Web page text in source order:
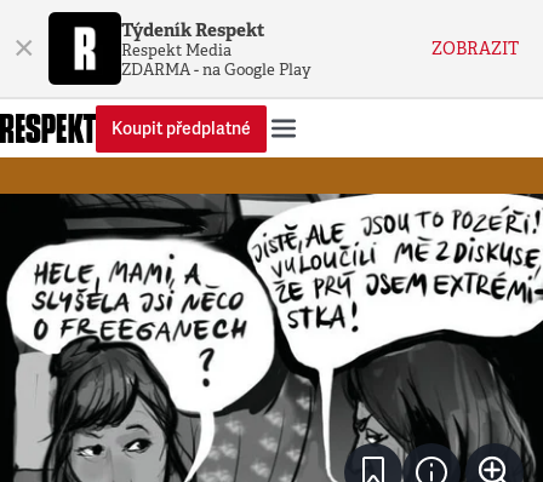
× Týdeník Respekt
Respekt Media
ZDARMA - na Google Play
ZOBRAZIT
Koupit předplatné